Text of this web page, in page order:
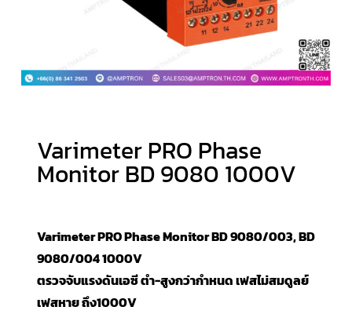
Varimeter PRO Phase
Monitor BD 9080 1000V
Varimeter PRO Phase Monitor BD 9080/003, BD
9080/004 1000V
ตรวจจับแรงดันเอซี ตำ-สูงกว่ากำหนด เฟสไม่สมดูลย์
เฟสหาย ถึง1000V